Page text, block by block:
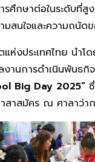
ศึกษาต่อในระดับที่สู
สนใจและความถนัด
งประเทศไทย นำ
งานการดำเนินพันธ
Big Day 2025”
าสมัคร ณ ศาลาว่า